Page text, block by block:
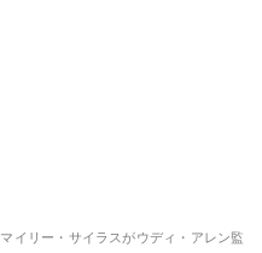
マイリー・サイラスがウディ・アレン監督